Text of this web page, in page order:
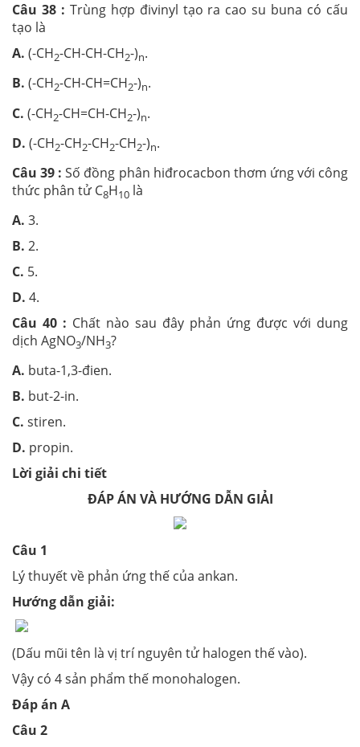
Câu 38 : Trùng hợp đivinyl tạo ra cao su buna có cấu
tạo là
A. (-CH2-CH-CH-CH2-)n.
B. (-CH2-CH-CH=CH2-)n.
C. (-CH2-CH=CH-CH2-)n.
D. (-CH2-CH2-CH2-CH2-)n.
Câu 39 :Số đồng phân hiđrocacbon thơm ứng với công
thức phân tử C8H10 là
A. 3.
B. 2.
C. 5.
D. 4.
Câu 40 : Chất nào sau đây phản ứng được với dung
dịch AgNO3/NH3?
A. buta-1,3-đien.
B. but-2-in.
C. stiren.
D. propin.
Lời giải chi tiết
ĐÁP ÁN VÀ HƯỚNG DẪN GIẢI
Câu 1
Lý thuyết về phản ứng thế của ankan.
Hướng dẫn giải:
(Dấu mũi tên là vị trí nguyên tử halogen thế vào).
Vậy có 4 sản phẩm thế monohalogen.
Đáp án A
Câu 2